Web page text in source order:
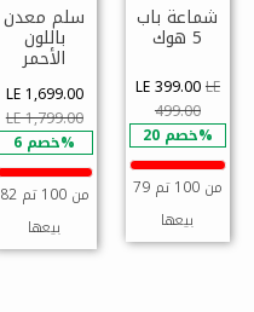
شماعة باب
5 هوك
LE 399.00LE
499.00
خصم 20%
79 من 100 تم
بيعها
سلم معدن
باللون
الأحمر
LE 1,699.00
LE 1,799.00
خصم 6%
82 من 100 تم
بيعها